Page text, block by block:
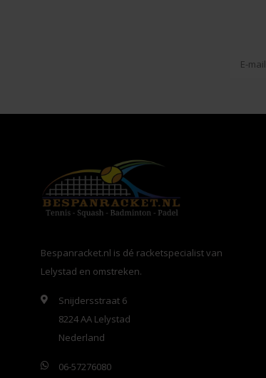
Bespanracket.nl is dé racketspecialist van
Lelystad en omstreken.
Snijdersstraat 6
8224 AA Lelystad
Nederland
06-57276080